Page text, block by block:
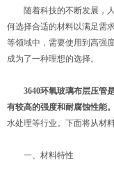
随着科技的不断发展，人
何选择合适的材料以满足需
等领域中，需要使用到高强
成为了一种理想的选择。
3640环氧玻璃布层压管
有较高的强度和耐腐蚀性能。
水处理等行业。下面将从材
一、材料特性